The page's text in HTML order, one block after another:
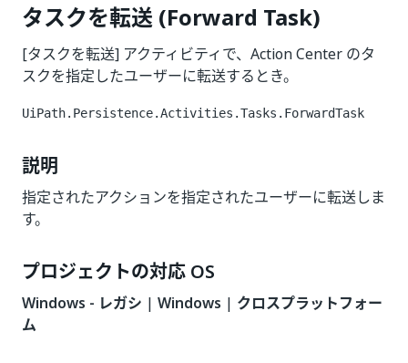
タスクを転送 (Forward Task)
[タスクを転送] アクティビティで、Action Center のタ
スクを指定したユーザーに転送するとき。
UiPath.Persistence.Activities.Tasks.ForwardTask
説明
指定されたアクションを指定されたユーザーに転送しま
す。
プロジェクトの対応 OS
Windows - レガシ | Windows | クロスプラットフォー
ム